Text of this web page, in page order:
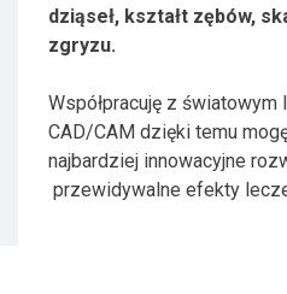
dziąseł, kształt zębów,
zgryzu.
Współpracuję z
CAD/CAM dzięki temu
najbardziej innowacyjne
przewidywalne efekty